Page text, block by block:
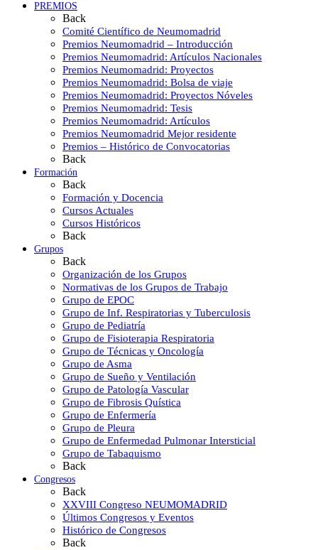
PREMIOS
Back
Comité Científico de Neumomadrid
Premios Neumomadrid – Introducción
Premios Neumomadrid: Artículos Nacionales
Premios Neumomadrid: Proyectos
Premios Neumomadrid: Bolsa de viaje
Premios Neumomadrid: Proyectos Nóveles
Premios Neumomadrid: Tesis
Premios Neumomadrid: Artículos
Premios Neumomadrid Mejor residente
Premios – Histórico de Convocatorias
Back
Formación
Back
Formación y Docencia
Cursos Actuales
Cursos Históricos
Back
Grupos
Back
Organización de los Grupos
Normativas de los Grupos de Trabajo
Grupo de EPOC
Grupo de Inf. Respiratorias y Tuberculosis
Grupo de Pediatría
Grupo de Fisioterapia Respiratoria
Grupo de Técnicas y Oncología
Grupo de Asma
Grupo de Sueño y Ventilación
Grupo de Patología Vascular
Grupo de Fibrosis Quística
Grupo de Enfermería
Grupo de Pleura
Grupo de Enfermedad Pulmonar Intersticial
Grupo de Tabaquismo
Back
Congresos
Back
XXVIII Congreso NEUMOMADRID
Últimos Congresos y Eventos
Histórico de Congresos
Back